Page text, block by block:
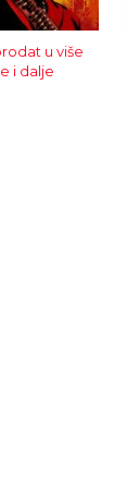
u više
i dalje